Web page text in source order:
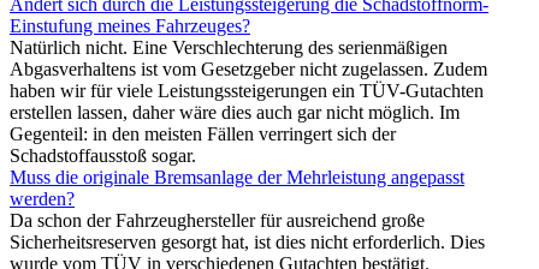
Ändert sich durch die Leistungssteigerung die Schadstoffnorm-
Einstufung meines Fahrzeuges?
Natürlich nicht. Eine Verschlechterung des serienmäßigen
Abgasverhaltens ist vom Gesetzgeber nicht zugelassen. Zudem
haben wir für viele Leistungssteigerungen ein TÜV-Gutachten
erstellen lassen, daher wäre dies auch gar nicht möglich. Im
Gegenteil: in den meisten Fällen verringert sich der
Schadstoffausstoß sogar.
Muss die originale Bremsanlage der Mehrleistung angepasst
werden?
Da schon der Fahrzeughersteller für ausreichend große
Sicherheitsreserven gesorgt hat, ist dies nicht erforderlich. Dies
wurde vom TÜV in verschiedenen Gutachten bestätigt.